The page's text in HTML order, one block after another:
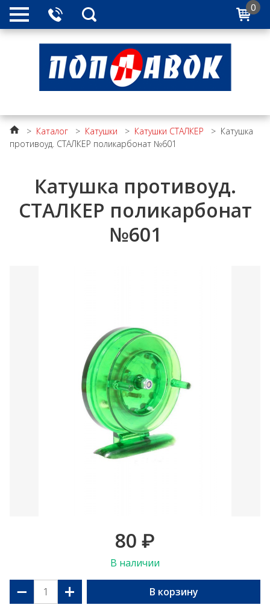
0
> Каталог > Катушки > Катушки СТАЛКЕР > Катушка
противоуд. СТАЛКЕР поликарбонат №601
Катушка противоуд.
СТАЛКЕР поликарбонат
№601
80 ₽
В наличии
− + В корзину